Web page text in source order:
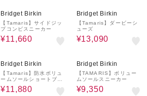
Bridget Birkin
【Tamaris】サイドジッ
プコンビスニーカー
¥11,660
Bridget Birkin
【Tamaris】ダービーシ
ューズ
¥13,090
Bridget Birkin
【Tamaris】防水ボリュ
ームソールショートブー
ツ
¥11,880
Bridget Birkin
【TAMARIS】ボリュー
ムソールスニーカー
¥9,350